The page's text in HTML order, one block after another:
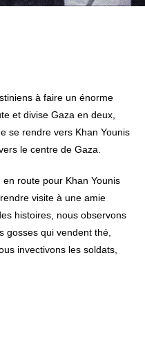
à faire un énorme
et divise Gaza en deux,
se rendre vers Khan Younis
le centre de Gaza.
route pour Khan Younis
visite à une amie
histoires, nous observons
gosses qui vendent thé,
invectivons les soldats,